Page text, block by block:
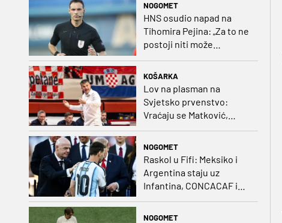
NOGOMET
HNS osudio napad na
Tihomira Pejina: „Za to ne
postoji niti može
KOŠARKA
Lov na plasman na
Svjetsko prvenstvo:
Vraćaju se Matković,
Nakić i Drežnjak
NOGOMET
Raskol u Fifi: Meksiko i
Argentina staju uz
Infantina, CONCACAF i
NOGOMET